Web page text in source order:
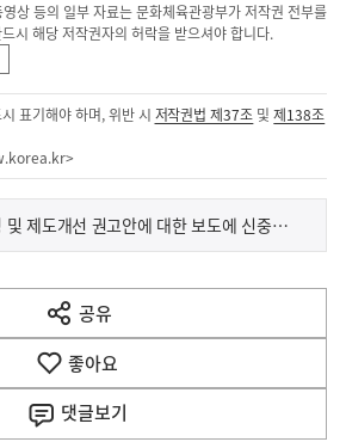
상 등의 일부 자료는 문화체육관광부가 저작권 전부를
시 해당 저작권자의 허락을 받으셔야 합니다.
표기해야 하며, 위반 시 저작권법 제37조 및제138조
>
촉법소년 연령조정 및 제도개선 권고안에 대한 보도에 신중을 기하여 주시기 바랍니다.
공유
열
기
좋아요
댓글보기